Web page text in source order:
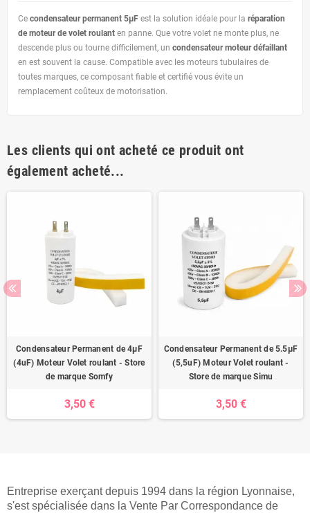
Ce condensateur permanent 5µF est la solution idéale pour la réparation
de moteur de volet roulant en panne. Que votre volet ne monte plus, ne
descende plus ou tourne difficilement, un condensateur moteur défaillant
en est souvent la cause. Compatible avec les moteurs tubulaires de
toutes marques, ce composant fiable et certifié vous évite un
remplacement coûteux de motorisation.
Les clients qui ont acheté ce produit ont
également acheté...
Condensateur Permanent de 4μF
(4uF) Moteur Volet roulant - Store
de marque Somfy
3,50 €
Condensateur Permanent de 5.5μF
(5,5uF) Moteur Volet roulant -
Store de marque Simu
3,50 €
Entreprise exerçant depuis 1994 dans la région Lyonnaise,
s'est spécialisée dans la Vente Par Correspondance de